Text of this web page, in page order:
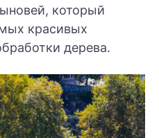
который
красивых
дерева.